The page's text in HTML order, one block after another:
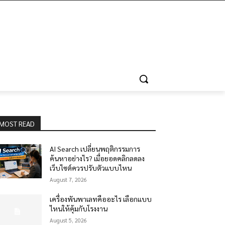
READ
AI Search เปลี่ยนพฤติกรรมการ
ค้นหาอย่างไร? เมื่อยอดคลิกลดลง
เว็บไซต์ควรปรับตัวแบบไหน
August 7, 2026
เครื่องพันพาเลทคืออะไร เลือกแบบ
ไหนให้คุ้มกับโรงงาน
August 5, 2026